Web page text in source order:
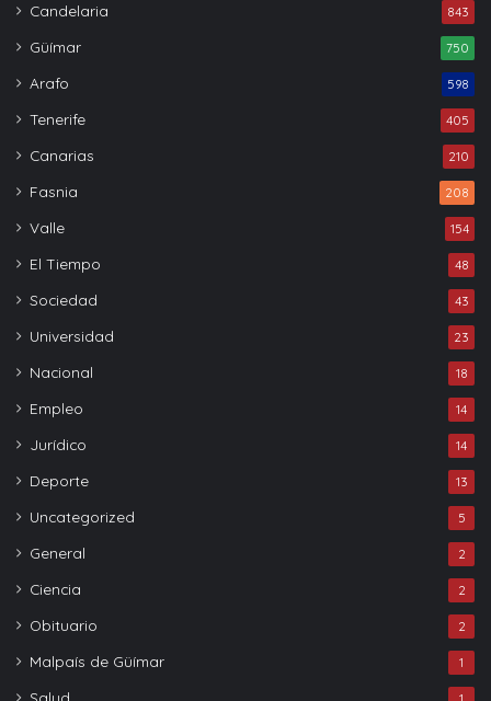
Candelaria 843
Güímar 750
Arafo 598
Tenerife 405
Canarias 210
Fasnia 208
Valle 154
El Tiempo 48
Sociedad 43
Universidad 23
Nacional 18
Empleo 14
Jurídico 14
Deporte 13
Uncategorized 5
General 2
Ciencia 2
Obituario 2
Malpaís de Güímar 1